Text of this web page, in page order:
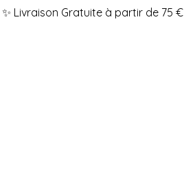
✨ Livraison Gratuite à partir de 75 €